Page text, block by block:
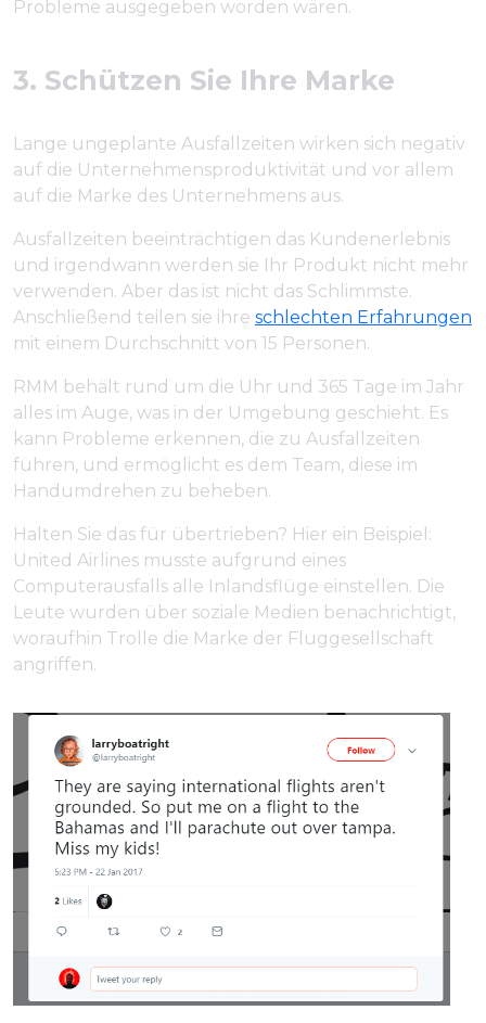
Probleme ausgegeben worden wären.
3. Schützen Sie Ihre Marke
Lange ungeplante Ausfallzeiten wirken sich negativ
auf die Unternehmensproduktivität und vor allem
auf die Marke des Unternehmens aus.
Ausfallzeiten beeinträchtigen das Kundenerlebnis
und irgendwann werden sie Ihr Produkt nicht mehr
verwenden. Aber das ist nicht das Schlimmste.
Anschließend teilen sie ihre schlechten Erfahrungen
mit einem Durchschnitt von 15 Personen.
RMM behält rund um die Uhr und 365 Tage im Jahr
alles im Auge, was in der Umgebung geschieht. Es
kann Probleme erkennen, die zu Ausfallzeiten
führen, und ermöglicht es dem Team, diese im
Handumdrehen zu beheben.
Halten Sie das für übertrieben? Hier ein Beispiel:
United Airlines musste aufgrund eines
Computerausfalls alle Inlandsflüge einstellen. Die
Leute wurden über soziale Medien benachrichtigt,
woraufhin Trolle die Marke der Fluggesellschaft
angriffen.